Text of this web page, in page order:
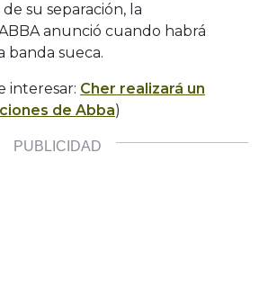
su separación, la
anunció cuando habrá
banda sueca.
interesar: Cher realizará un
de Abba)